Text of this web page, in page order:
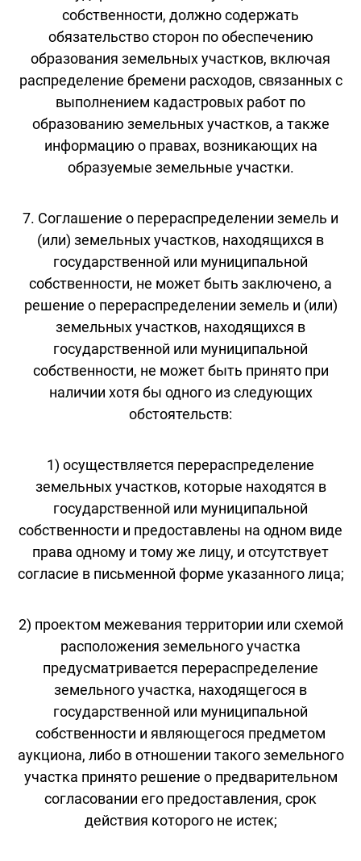
собственности, должно содержать
обязательство сторон по обеспечению
образования земельных участков, включая
распределение бремени расходов, связанных с
выполнением кадастровых работ по
образованию земельных участков, а также
информацию о правах, возникающих на
образуемые земельные участки.
7. Соглашение о перераспределении земель и
(или) земельных участков, находящихся в
государственной или муниципальной
собственности, не может быть заключено, а
решение о перераспределении земель и (или)
земельных участков, находящихся в
государственной или муниципальной
собственности, не может быть принято при
наличии хотя бы одного из следующих
обстоятельств:
1) осуществляется перераспределение
земельных участков, которые находятся в
государственной или муниципальной
собственности и предоставлены на одном виде
права одному и тому же лицу, и отсутствует
согласие в письменной форме указанного лица;
2) проектом межевания территории или схемой
расположения земельного участка
предусматривается перераспределение
земельного участка, находящегося в
государственной или муниципальной
собственности и являющегося предметом
аукциона, либо в отношении такого земельного
участка принято решение о предварительном
согласовании его предоставления, срок
действия которого не истек;